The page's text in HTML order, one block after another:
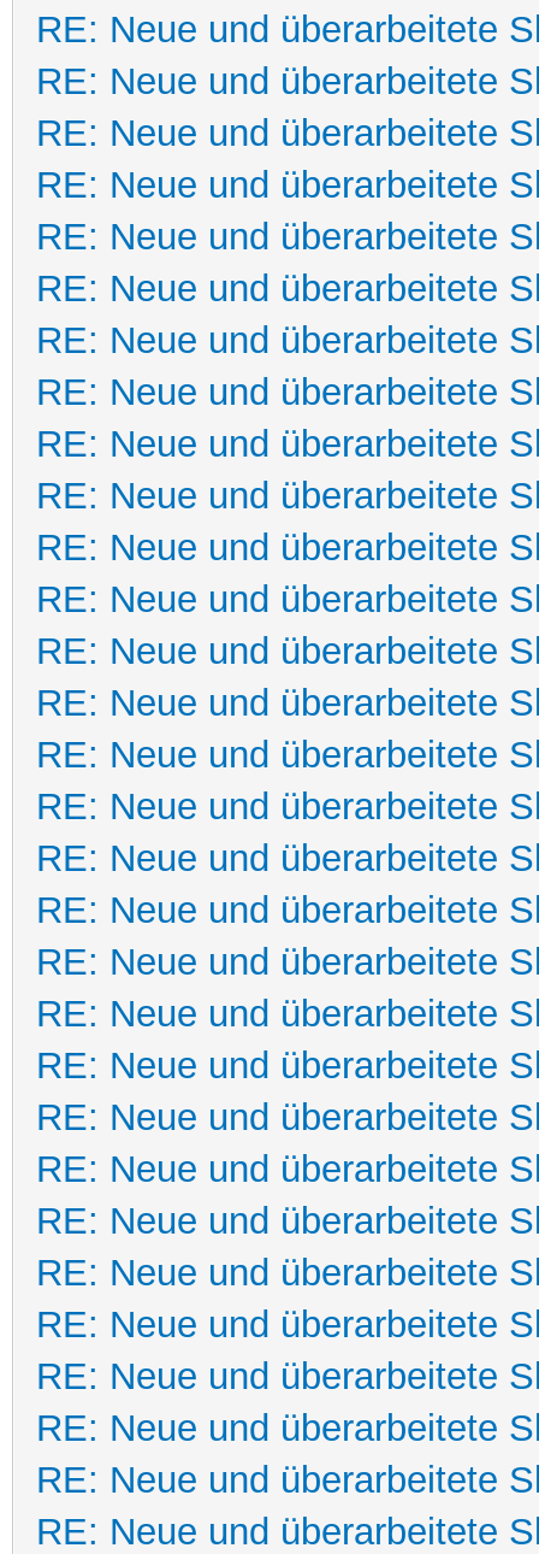
RE: Neue und überarbeitete
RE: Neue und überarbeitete
RE: Neue und überarbeitete
RE: Neue und überarbeitete
RE: Neue und überarbeitete
RE: Neue und überarbeitete
RE: Neue und überarbeitete
RE: Neue und überarbeitete
RE: Neue und überarbeitete
RE: Neue und überarbeitete
RE: Neue und überarbeitete
RE: Neue und überarbeitete
RE: Neue und überarbeitete
RE: Neue und überarbeitete
RE: Neue und überarbeitete
RE: Neue und überarbeitete
RE: Neue und überarbeitete
RE: Neue und überarbeitete
RE: Neue und überarbeitete
RE: Neue und überarbeitete
RE: Neue und überarbeitete
RE: Neue und überarbeitete
RE: Neue und überarbeitete
RE: Neue und überarbeitete
RE: Neue und überarbeitete
RE: Neue und überarbeitete
RE: Neue und überarbeitete
RE: Neue und überarbeitete
RE: Neue und überarbeitete
RE: Neue und überarbeitete